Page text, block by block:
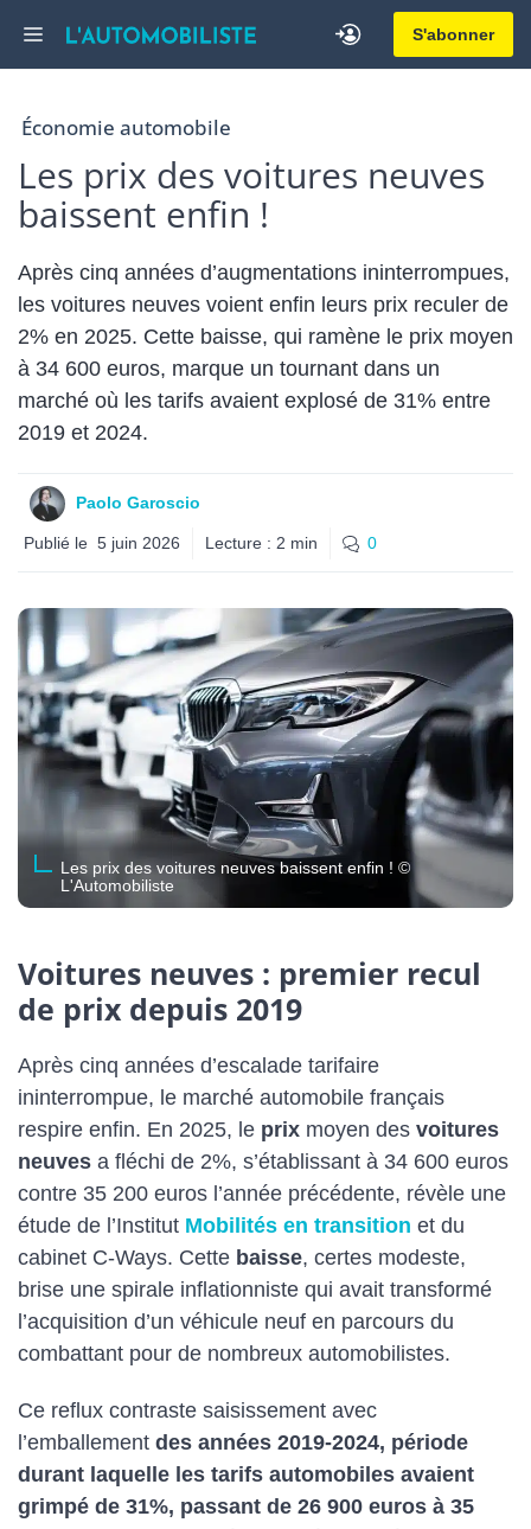
S'abonner
Menu
Économie automobile
Les prix des voitures neuves
baissent enfin !
Après cinq années d’augmentations ininterrompues,
les voitures neuves voient enfin leurs prix reculer de
2% en 2025. Cette baisse, qui ramène le prix moyen
à 34 600 euros, marque un tournant dans un
marché où les tarifs avaient explosé de 31% entre
2019 et 2024.
Paolo Garoscio
Publié le 5 juin 2026 Lecture : 2 min 0
Les prix des voitures neuves baissent enfin ! ©
L'Automobiliste
Voitures neuves : premier recul
de prix depuis 2019
Après cinq années d’escalade tarifaire
ininterrompue, le marché automobile français
respire enfin. En 2025, le prix moyen des voitures
neuves a fléchi de 2%, s’établissant à 34 600 euros
contre 35 200 euros l’année précédente, révèle une
étude de l’Institut Mobilités en transition et du
cabinet C-Ways. Cette baisse, certes modeste,
brise une spirale inflationniste qui avait transformé
l’acquisition d’un véhicule neuf en parcours du
combattant pour de nombreux automobilistes.
Ce reflux contraste saisissement avec
l’emballement des années 2019-2024, période
durant laquelle les tarifs automobiles avaient
grimpé de 31%, passant de 26 900 euros à 35